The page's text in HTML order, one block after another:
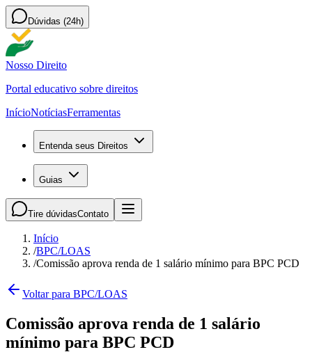
Dúvidas (24h)
Nosso Direito
Portal educativo sobre direitos
InícioNotíciasFerramentas
Entenda seus Direitos
Guias
Tire dúvidasContato
Início
/BPC/LOAS
/Comissão aprova renda de 1 salário mínimo para BPC PCD
Voltar para BPC/LOAS
Comissão aprova renda de 1 salário
mínimo para BPC PCD